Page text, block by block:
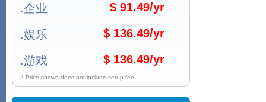
.企业 $ 91.49/yr
.娱乐 $ 136.49/yr
.游戏 $ 136.49/yr
* Price shown does not include setup fee